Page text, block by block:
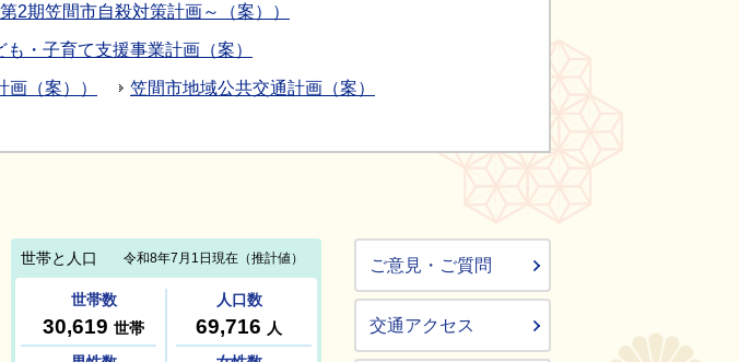
2期笠間市自殺対策計画～（案））
・子育て支援事業計画（案）
（案）） 笠間市地域公共交通計画（案）
ご意見・ご質問
交通アクセス